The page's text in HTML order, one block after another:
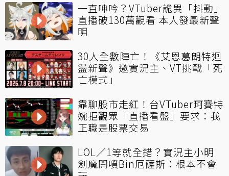
一直呻吟？VTuber詭異「抖動」
直播破130萬觀看 本人發最新聲
明
30人全數陣亡！《艾恩葛朗特迴
盪新聲》邀實況主、VT挑戰「死
亡模式」
靠聊股市走紅！台VTuber珂賽特
婉拒觀眾「直播看盤」要求：我
正職是股票交易
LOL／1等就全錯？實況主小明
劍魔開噴Bin厄薩斯：根本不會